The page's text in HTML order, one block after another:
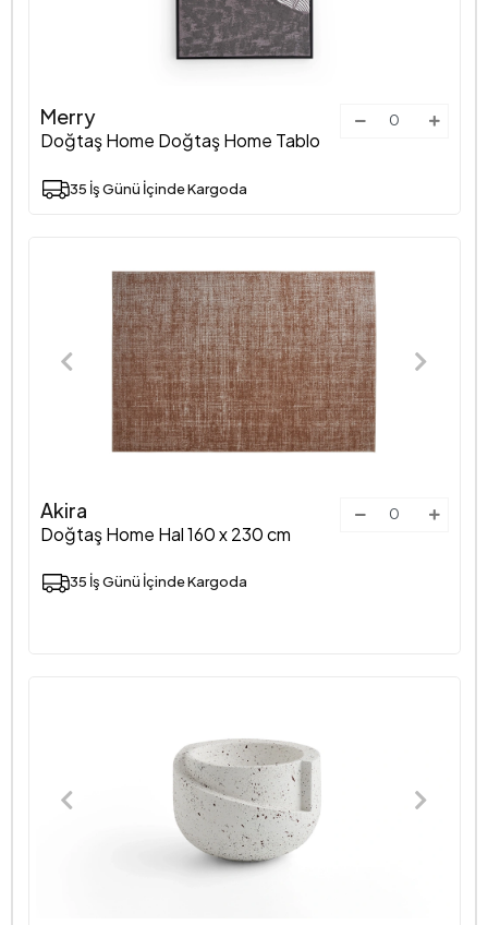
Merry
Doğtaş Home Doğtaş Home Tablo
35 İş Günü İçinde Kargoda
Akira
Doğtaş Home Hal 160 x 230 cm
35 İş Günü İçinde Kargoda